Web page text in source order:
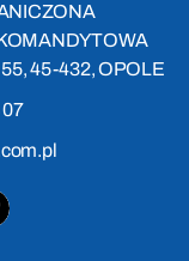
45-432, OPOLE
07